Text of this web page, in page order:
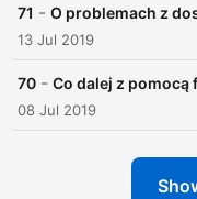
71 - O problemach z
13 Jul 2019
70 - Co dalej z
08 Jul 2019